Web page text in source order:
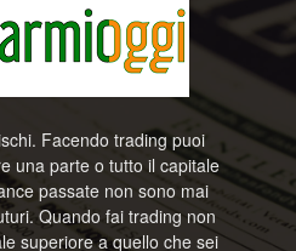
Facendo trading puoi
una parte o tutto il capitale
passate non sono mai
Quando fai trading non
superiore a quello che sei